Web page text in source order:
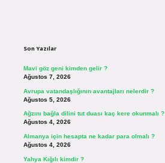
Son Yazılar
Mavi göz geni kimden gelir ?
Ağustos 7, 2026
Avrupa vatandaşlığının avantajları nelerdir ?
Ağustos 5, 2026
Ağzını bağla dilini tut duası kaç kere okunmalı ?
Ağustos 4, 2026
Almanya için hesapta ne kadar para olmalı ?
Ağustos 4, 2026
Yahya Kığılı kimdir ?